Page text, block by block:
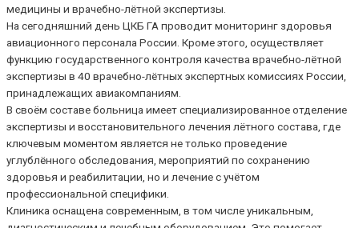
медицины и врачебно-лётной экспертизы.
На сегодняшний день ЦКБ ГА проводит мониторинг здоровья
авиационного персонала России. Кроме этого, осуществляет
функцию государственного контроля качества врачебно-лётной
экспертизы в 40 врачебно-лётных экспертных комиссиях России,
принадлежащих авиакомпаниям.
В своём составе больница имеет специализированное отделение
экспертизы и восстановительного лечения лётного состава, где
ключевым моментом является не только проведение
углублённого обследования, мероприятий по сохранению
здоровья и реабилитации, но и лечение с учётом
профессиональной специфики.
Клиника оснащена современным, в том числе уникальным,